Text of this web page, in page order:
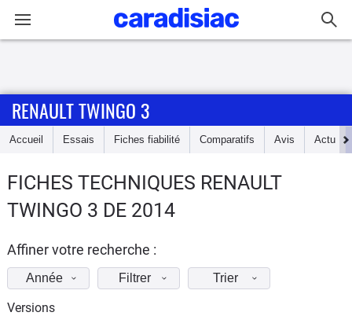
Accueil
Essais
d'achat
Electriques
RENAULT TWINGO 3
Accueil Essais Fiches fiabilité Comparatifs Avis Actu
FICHES TECHNIQUES RENAULT
TWINGO 3 DE 2014
Affiner votre recherche :
Année Filtrer Trier
Versions